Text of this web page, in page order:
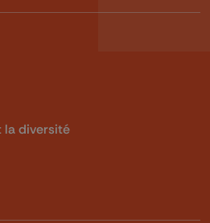
la diversité